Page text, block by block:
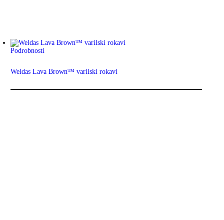
Podrobnosti
Weldas Lava Brown™ varilski rokavi